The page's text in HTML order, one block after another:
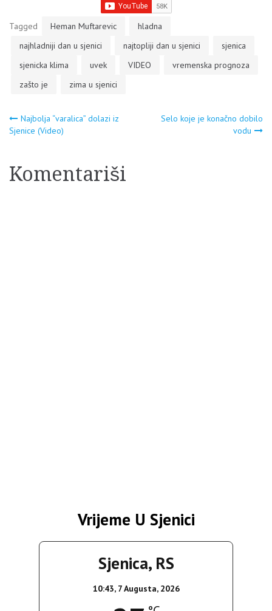
Tagged Heman Muftarevic
hladna
najhladniji dan u sjenici
najtopliji dan u sjenici
sjenica
sjenicka klima
uvek VIDEO
vremenska prognoza
zašto je
zima u sjenici
Navigacija
Najbolja “varalica” dolazi iz
Sjenice (Video)
Selo koje je konačno dobilo
vodu
Komentariši
Vrijeme U Sjenici
Sjenica, RS
10:43, 7 Augusta, 2026